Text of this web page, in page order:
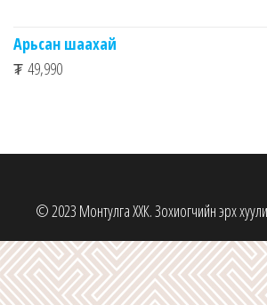
Арьсан шаахай
₮ 49,990
© 2023 Монтулга ХХК. Зохиогчийн эрх